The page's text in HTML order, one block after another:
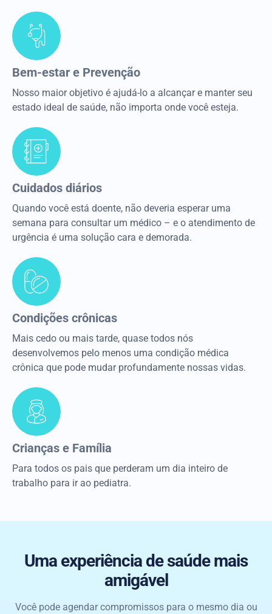
Bem-estar e Prevenção
Nosso maior objetivo é ajudá-lo a alcançar e manter seu
estado ideal de saúde, não importa onde você esteja.
Cuidados diários
Quando você está doente, não deveria esperar uma
semana para consultar um médico – e o atendimento de
urgência é uma solução cara e demorada.
Condições crônicas
Mais cedo ou mais tarde, quase todos nós
desenvolvemos pelo menos uma condição médica
crônica que pode mudar profundamente nossas vidas.
Crianças e Família
Para todos os pais que perderam um dia inteiro de
trabalho para ir ao pediatra.
Uma experiência de saúde mais
amigável
Você pode agendar compromissos para o mesmo dia ou